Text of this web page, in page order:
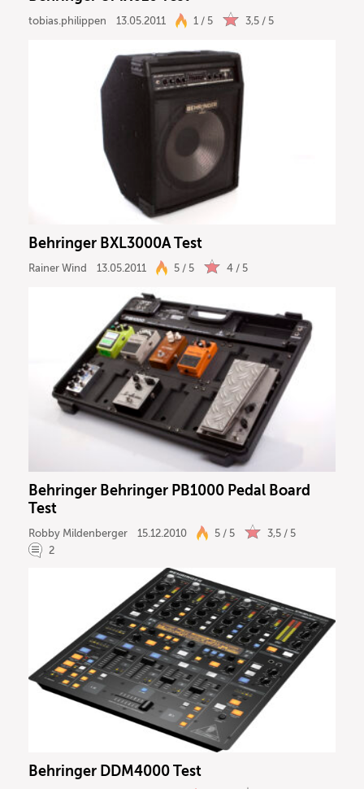
tobias.philippen 13.05.2011 1 / 5 3,5 / 5
Behringer BXL3000A Test
Rainer Wind 13.05.2011 5 / 5 4 / 5
Behringer Behringer PB1000 Pedal Board
Test
Robby Mildenberger 15.12.2010 5 / 5
3,5 / 5
2
Behringer DDM4000 Test